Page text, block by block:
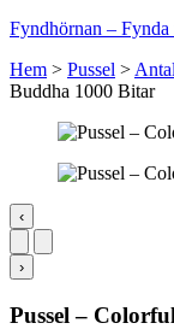
Fyndhörnan – Fynda
Hem > Pussel >
Buddha 1000 Bitar
‹
›
Pussel –